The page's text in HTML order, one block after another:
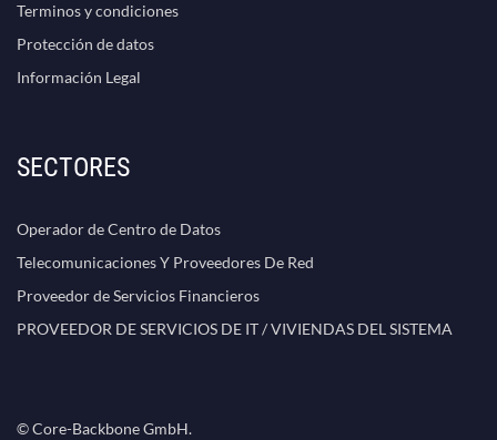
Terminos y condiciones
Protección de datos
Información Legal
SECTORES
Operador de Centro de Datos
Telecomunicaciones Y Proveedores De Red
Proveedor de Servicios Financieros
PROVEEDOR DE SERVICIOS DE IT / VIVIENDAS DEL SISTEMA
© Core-Backbone GmbH.